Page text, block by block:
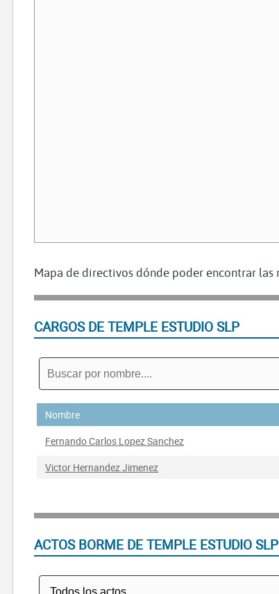
Mapa de directivos dónde poder encontrar
CARGOS DE TEMPLE ESTUDIO SLP
Nombre
Fernando Carlos Lopez Sanchez
Victor Hernandez Jimenez
ACTOS BORME DE TEMPLE ESTUDIO SLP